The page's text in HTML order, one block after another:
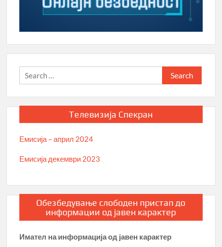
Search
for:
Телевизија Спекран
Емисија – април 2024
Емисија декември 2023
Обезбедување слободен пристап до
информации од јавен карактер
Имател на информација од јавен карактер